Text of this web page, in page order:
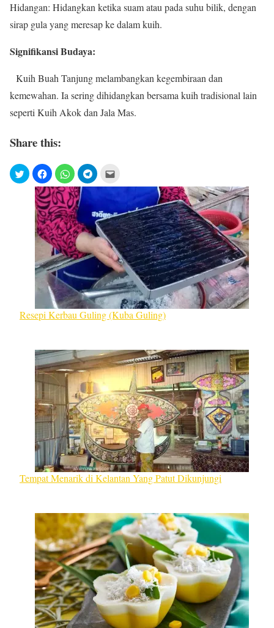
Hidangan: Hidangkan ketika suam atau pada suhu bilik, dengan
sirap gula yang meresap ke dalam kuih.
Signifikansi Budaya:
Kuih Buah Tanjung melambangkan kegembiraan dan
kemewahan. Ia sering dihidangkan bersama kuih tradisional lain
seperti Kuih Akok dan Jala Mas.
Share this:
Resepi Kerbau Guling (Kuba Guling)
Tempat Menarik di Kelantan Yang Patut Dikunjungi